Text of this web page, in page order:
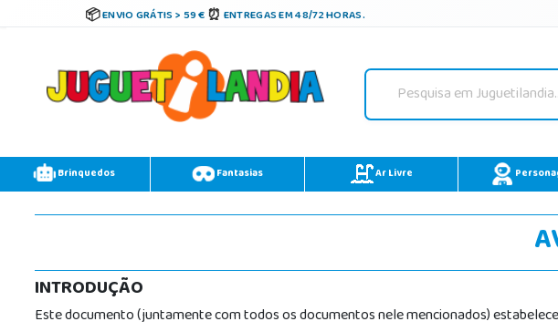
ENVIO GRÁTIS > 59 € ENTREGAS EM 48/72 HORAS.
Brinquedos Fantasias Ar Livre
INTRODUÇÃO
Este documento (juntamente com todos os documentos nele mencionados)